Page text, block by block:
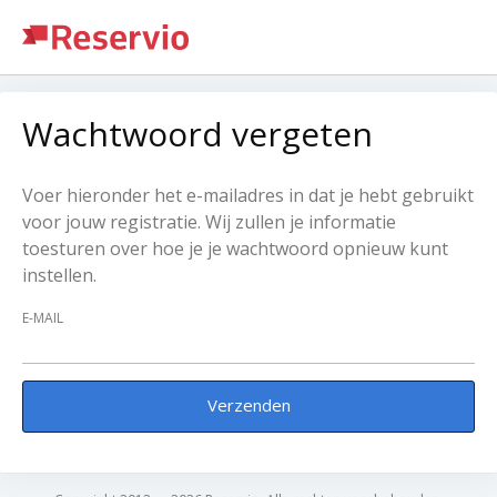
Wachtwoord vergeten
Voer hieronder het e-mailadres in dat je hebt gebruikt
voor jouw registratie. Wij zullen je informatie
toesturen over hoe je je wachtwoord opnieuw kunt
instellen.
E-MAIL
Verzenden